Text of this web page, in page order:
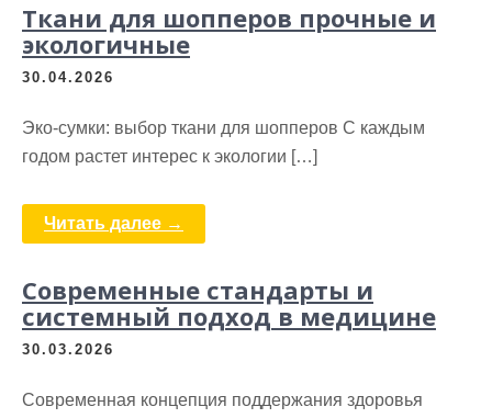
Ткани для шопперов прочные и
экологичные
30.04.2026
Эко-сумки: выбор ткани для шопперов С каждым
годом растет интерес к экологии […]
Читать далее →
Современные стандарты и
системный подход в медицине
30.03.2026
Современная концепция поддержания здоровья